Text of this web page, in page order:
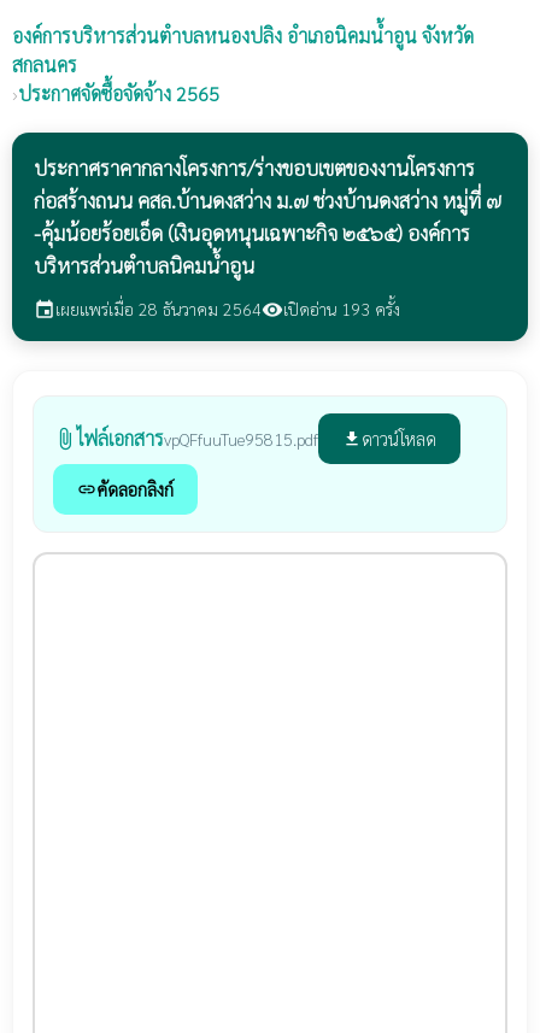
องค์การบริหารส่วนตำบลหนองปลิง อำเภอนิคมน้ำอูน จังหวัด
สกลนคร
›ประกาศจัดซื้อจัดจ้าง 2565
ประกาศราคากลางโครงการ/ร่างขอบเขตของงานโครงการ
ก่อสร้างถนน คสล.บ้านดงสว่าง ม.๗ ช่วงบ้านดงสว่าง หมู่ที่ ๗
-คุ้มน้อยร้อยเอ็ด (เงินอุดหนุนเฉพาะกิจ ๒๕๖๕) องค์การ
บริหารส่วนตำบลนิคมน้ำอูน
eventเผยแพร่เมื่อ 28 ธันวาคม 2564visibilityเปิดอ่าน 193 ครั้ง
attach_file ไฟล์เอกสารvpQFfuuTue95815.pdf file_download ดาวน์โหลด
linkคัดลอกลิงก์